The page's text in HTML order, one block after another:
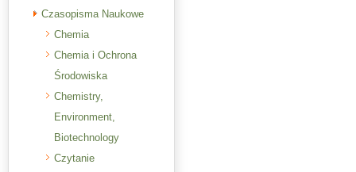
Czasopisma Naukowe
Chemia
Chemia i Ochrona
Środowiska
Chemistry,
Environment,
Biotechnology
Czytanie